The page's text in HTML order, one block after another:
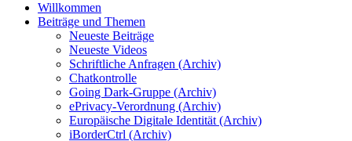
Willkommen
Beiträge und Themen
Neueste Beiträge
Neueste Videos
Schriftliche Anfragen (Archiv)
Chatkontrolle
Going Dark-Gruppe (Archiv)
ePrivacy-Verordnung (Archiv)
Europäische Digitale Identität (Archiv)
iBorderCtrl (Archiv)